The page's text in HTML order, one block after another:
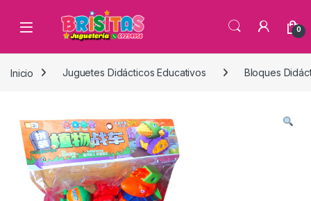
0
Inicio Juguetes Didácticos Educativos Bloques